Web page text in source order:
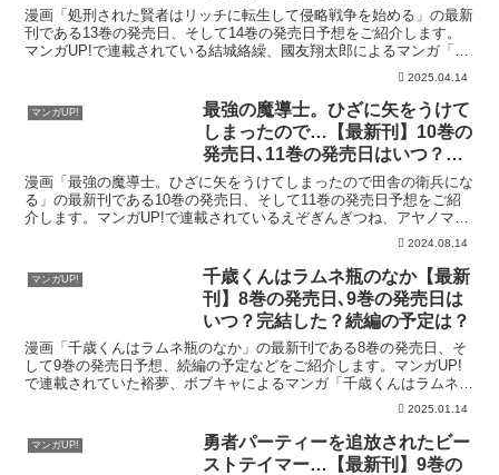
結した？
漫画「処刑された賢者はリッチに転生して侵略戦争を始める」の最新
刊である13巻の発売日、そして14巻の発売日予想をご紹介します。
マンガUP!で連載されている結城絡繰、國友翔太郎によるマンガ「処
刑された賢者はリッチに転生して侵略戦争を始める」の...
2025.04.14
マンガUP!
最強の魔導士。ひざに矢をうけて
しまったので…【最新刊】10巻の
発売日､11巻の発売日はいつ？完
結した？
漫画「最強の魔導士。ひざに矢をうけてしまったので田舎の衛兵にな
る」の最新刊である10巻の発売日、そして11巻の発売日予想をご紹
介します。マンガUP!で連載されているえぞぎんぎつね、アヤノマサ
キによるマンガ「最強の魔導士。ひざに矢をうけてしま...
2024.08.14
マンガUP!
千歳くんはラムネ瓶のなか【最新
刊】8巻の発売日､9巻の発売日は
いつ？完結した？続編の予定は？
漫画「千歳くんはラムネ瓶のなか」の最新刊である8巻の発売日、そ
して9巻の発売日予想、続編の予定などをご紹介します。マンガUP!
で連載されていた裕夢、ボブキャによるマンガ「千歳くんはラムネ瓶
のなか」の最新刊の発売日はこちら！漫画「千歳くんはラ...2025.01.14
マンガUP!
勇者パーティーを追放されたビー
ストテイマー…【最新刊】9巻の